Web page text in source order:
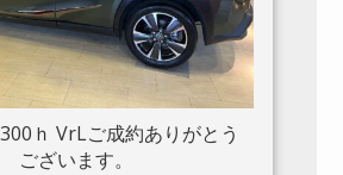
ｈ VrLご成約ありがとう
ございます。